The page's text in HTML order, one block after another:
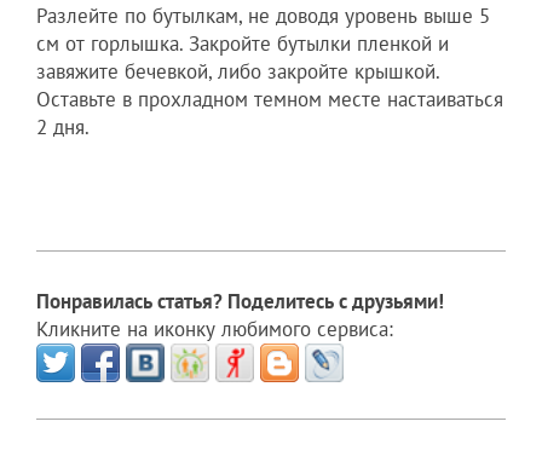
Разлейте по бутылкам, не доводя уровень выше 5
см от горлышка. Закройте бутылки пленкой и
завяжите бечевкой, либо закройте крышкой.
Оставьте в прохладном темном месте настаиваться
2 дня.
Понравилась статья? Поделитесь с друзьями!
Кликните на иконку любимого сервиса: